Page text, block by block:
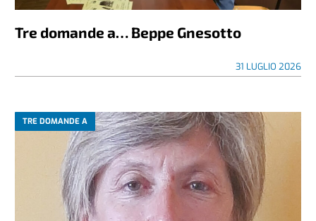
Tre domande a… Beppe Gnesotto
31 LUGLIO 2026
TRE DOMANDE A